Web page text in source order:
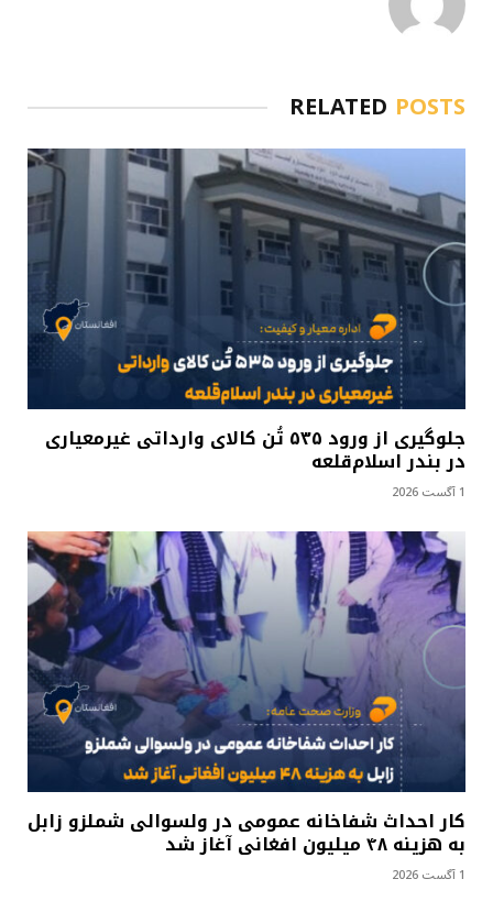
RELATED POSTS
جلوگیری از ورود ۵۳۵ تُن کالای وارداتی غیرمعیاری
در بندر اسلام‌قلعه
1 آگست 2026
کار احداث شفاخانه عمومی در ولسوالی شملزو زابل
به هزینه ۴۸ میلیون افغانی آغاز شد
1 آگست 2026